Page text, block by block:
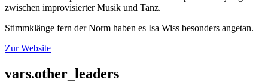
zwischen improvisierter Musik und Tanz.
Stimmklänge fern der Norm haben es Isa Wiss besonders angetan.
Zur Website
vars.other_leaders